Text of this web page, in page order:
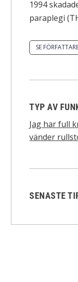
1994
paraplegi
SE
TYP AV
Jag har full
vänder
SENASTE